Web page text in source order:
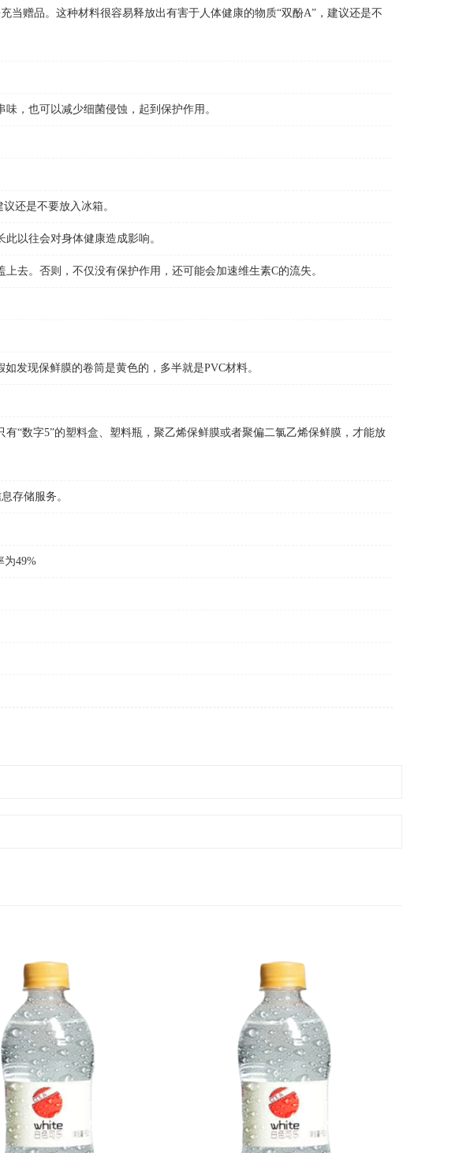
赠品。这种材料很容易释放出有害于人体健康的物质“双酚A”，建议还是不
，也可以减少细菌侵蚀，起到保护作用。
还是不要放入冰箱。
以往会对身体健康造成影响。
。否则，不仅没有保护作用，还可能会加速维生素C的流失。
现保鲜膜的卷筒是黄色的，多半就是PVC材料。
数字5”的塑料盒、塑料瓶，聚乙烯保鲜膜或者聚偏二氯乙烯保鲜膜，才能放
存储服务。
49%